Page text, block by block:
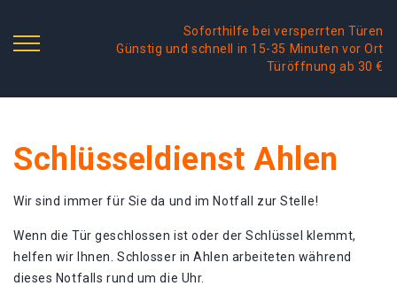
Soforthilfe bei versperrten Türen
Günstig und schnell in 15-35 Minuten vor Ort
Türöffnung ab 30 €
Schlüsseldienst Ahlen
Wir sind immer für Sie da und im Notfall zur Stelle!
Wenn die Tür geschlossen ist oder der Schlüssel klemmt,
helfen wir Ihnen. Schlosser in Ahlen arbeiteten während
dieses Notfalls rund um die Uhr.